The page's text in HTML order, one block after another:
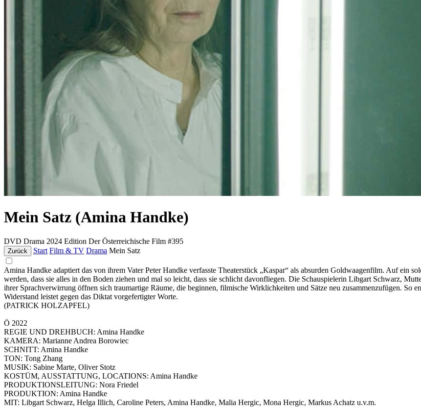
Mein Satz (Amina Handke)
DVD Drama 2024 Edition Der Österreichische Film #395
Zurück Start Film & TV Drama Mein Satz
Amina Handke adaptiert das von ihrem Vater Peter Handke verfasste Theaterstück „Kaspar“ als absurden Goldwaagenfilm. Auf ein
werden, dass sie alles in den Boden ziehen und mal so leicht, dass sie schlicht davonfliegen. Die Schauspielerin Libgart Schwarz,
ihrer Sprachverwirrung öffnen sich traumartige Räume, die beginnen, filmische Wirklichkeiten und Sätze neu zusammenzufügen. So
Widerstand leistet gegen das Diktat vorgefertigter Worte.
(PATRICK HOLZAPFEL)
Ö 2022
REGIE UND DREHBUCH: Amina Handke
KAMERA: Marianne Andrea Borowiec
SCHNITT: Amina Handke
TON: Tong Zhang
MUSIK: Sabine Marte, Oliver Stotz
KOSTÜM, AUSSTATTUNG, LOCATIONS: Amina Handke
PRODUKTIONSLEITUNG: Nora Friedel
PRODUKTION: Amina Handke
MIT: Libgart Schwarz, Helga Illich, Caroline Peters, Amina Handke, Malia Hergic, Mona Hergic, Markus Achatz u.v.m.